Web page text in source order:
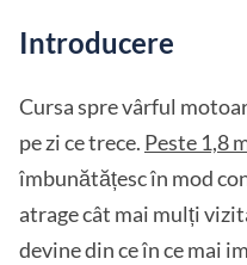
Introducere
Cursa spre vârful
pe zi ce trece. Peste 1,8
îmbunătățesc în mod
atrage cât mai mulți
devine din ce în ce mai